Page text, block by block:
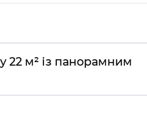
22 м² із панорамним